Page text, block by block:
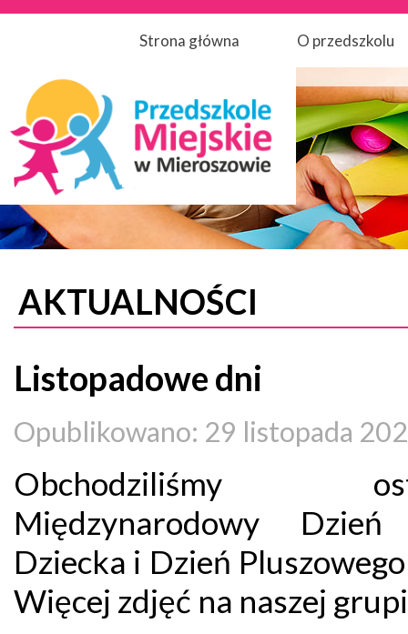
Strona główna O przedszkolu
AKTUALNOŚCI
Listopadowe dni
Opublikowano: 29 listopada
Obchodziliśmy
Międzynarodowy
Dziecka i Dzień
Więcej zdjęć na naszej